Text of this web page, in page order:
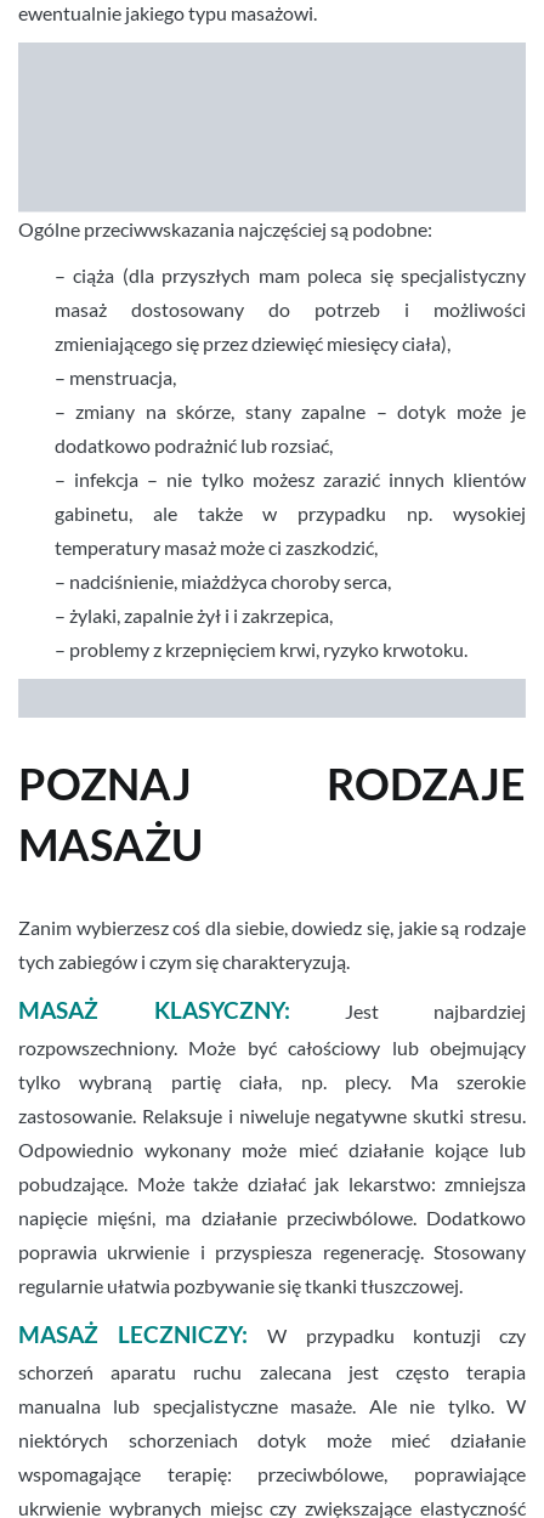
ewentualnie jakiego typu masażowi.
Ogólne przeciwwskazania najczęściej są podobne:
– ciąża (dla przyszłych mam poleca się specjalistyczny
masaż dostosowany do potrzeb i możliwości
zmieniającego się przez dziewięć miesięcy ciała),
– menstruacja,
– zmiany na skórze, stany zapalne – dotyk może je
dodatkowo podrażnić lub rozsiać,
– infekcja – nie tylko możesz zarazić innych klientów
gabinetu, ale także w przypadku np. wysokiej
temperatury masaż może ci zaszkodzić,
– nadciśnienie, miażdżyca choroby serca,
– żylaki, zapalnie żył i i zakrzepica,
– problemy z krzepnięciem krwi, ryzyko krwotoku.
POZNAJ RODZAJE
MASAŻU
Zanim wybierzesz coś dla siebie, dowiedz się, jakie są rodzaje
tych zabiegów i czym się charakteryzują.
MASAŻ KLASYCZNY:
Jest najbardziej
rozpowszechniony. Może być całościowy lub obejmujący
tylko wybraną partię ciała, np. plecy. Ma szerokie
zastosowanie. Relaksuje i niweluje negatywne skutki stresu.
Odpowiednio wykonany może mieć działanie kojące lub
pobudzające. Może także działać jak lekarstwo: zmniejsza
napięcie mięśni, ma działanie przeciwbólowe. Dodatkowo
poprawia ukrwienie i przyspiesza regenerację. Stosowany
regularnie ułatwia pozbywanie się tkanki tłuszczowej.
MASAŻ LECZNICZY:W przypadku kontuzji czy
schorzeń aparatu ruchu zalecana jest często terapia
manualna lub specjalistyczne masaże. Ale nie tylko. W
niektórych schorzeniach dotyk może mieć działanie
wspomagające terapię: przeciwbólowe, poprawiające
ukrwienie wybranych miejsc czy zwiększające elastyczność